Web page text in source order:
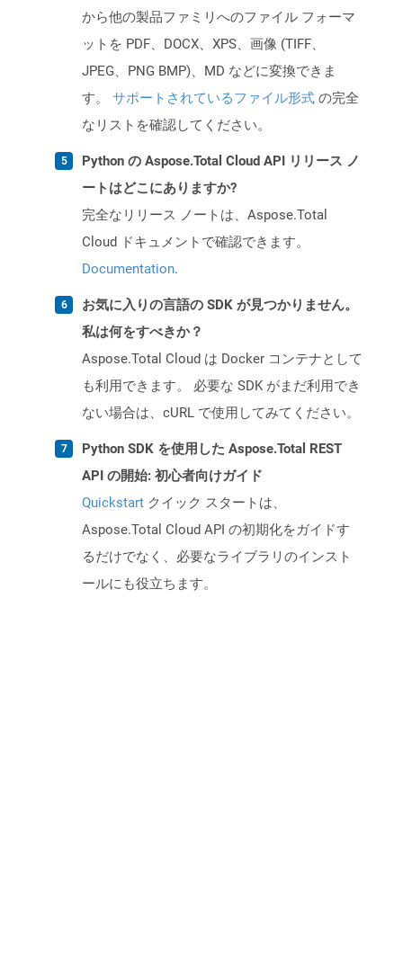
から他の製品ファミリへのファイル フォーマ
ットを PDF、DOCX、XPS、画像 (TIFF、
JPEG、PNG BMP)、MD などに変換できま
す。 サポートされているファイル形式 の完全
なリストを確認してください。
Python の Aspose.Total Cloud API リリース ノ
ートはどこにありますか?
完全なリリース ノートは、Aspose.Total
Cloud ドキュメントで確認できます。
Documentation.
お気に入りの言語の SDK が見つかりません。
私は何をすべきか？
Aspose.Total Cloud は Docker コンテナとして
も利用できます。 必要な SDK がまだ利用でき
ない場合は、cURL で使用してみてください。
Python SDK を使用した Aspose.Total REST
API の開始: 初心者向けガイド
Quickstart クイック スタートは、
Aspose.Total Cloud API の初期化をガイドす
るだけでなく、必要なライブラリのインスト
ールにも役立ちます。